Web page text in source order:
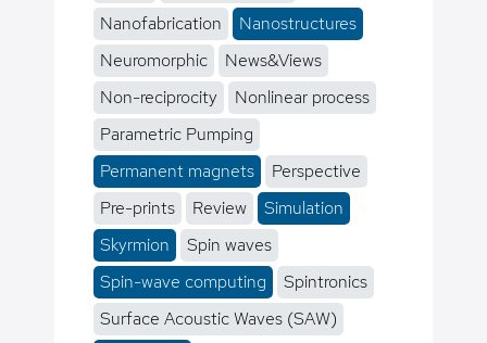
Nanofabrication
Nanostructures
Neuromorphic
News&Views
Non-reciprocity
Nonlinear process
Parametric Pumping
Permanent magnets
Perspective
Pre-prints
Review
Simulation
Skyrmion
Spin waves
Spin-wave computing
Spintronics
Surface Acoustic Waves (SAW)